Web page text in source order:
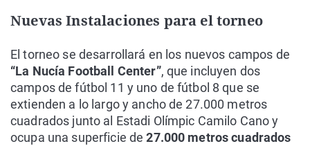
Nuevas Instalaciones para el torneo
El torneo se desarrollará en los nuevos campos de
“La Nucía Football Center”, que incluyen dos
campos de fútbol 11 y uno de fútbol 8 que se
extienden a lo largo y ancho de 27.000 metros
cuadrados junto al Estadi Olímpic Camilo Cano y
ocupa una superficie de27.000 metros cuadrados